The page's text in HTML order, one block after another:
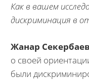
Как в вашем
дискриминация в
Жанар
о своей
были